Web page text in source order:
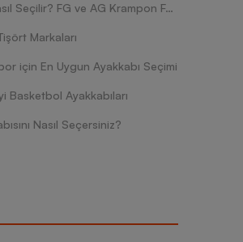
Krampon Nasıl Seçilir? FG ve AG Krampon Farkları Nelerdir?
Markaları
için En Uygun Ayakkabı Seçimi
Basketbol Ayakkabıları
Nasıl Seçersiniz?